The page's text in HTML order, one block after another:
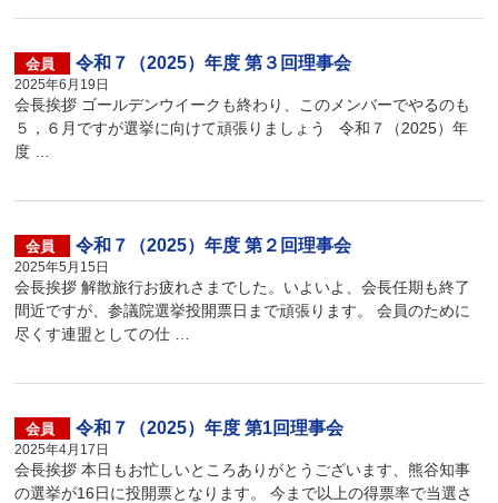
会員 令和７（2025）年度 第３回理事会
2025年6月19日
会長挨拶 ゴールデンウイークも終わり、このメンバーでやるのも
５，６月ですが選挙に向けて頑張りましょう 令和７（2025）年
度 …
会員 令和７（2025）年度 第２回理事会
2025年5月15日
会長挨拶 解散旅行お疲れさまでした。いよいよ、会長任期も終了
間近ですが、参議院選挙投開票日まで頑張ります。 会員のために
尽くす連盟としての仕 …
会員 令和７（2025）年度 第1回理事会
2025年4月17日
会長挨拶 本日もお忙しいところありがとうございます、熊谷知事
の選挙が16日に投開票となります。 今まで以上の得票率で当選さ